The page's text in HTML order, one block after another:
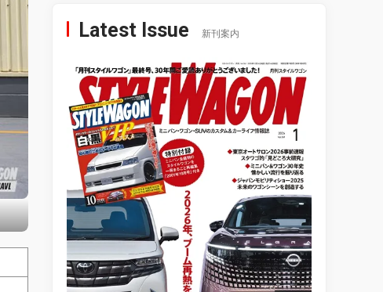
Latest Issue 新刊案内